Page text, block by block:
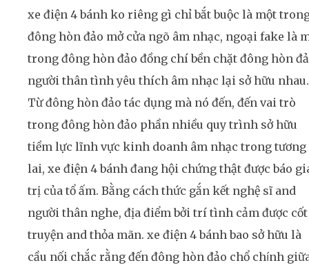
xe điện 4 bánh ko riêng gì chỉ bắt buộc là một
đông hòn đảo mở cửa ngõ âm nhạc, ngoại fake là
trong đông hòn đảo đồng chí bền chặt đông hòn
người thân tình yêu thích âm nhạc lại sở hữu nhau.
Từ đông hòn đảo tác dụng mà nó đến, đến vai trò
trong đông hòn đảo phần nhiều quy trình sở hữu
tiềm lực lĩnh vực kinh doanh âm nhạc trong tương
lai, xe điện 4 bánh đang hội chứng thật được báo
trị của tổ ấm. Bằng cách thức gắn kết nghệ sĩ and
người thân nghe, địa điểm bởi trí tình cảm được cốt
truyện and thỏa mãn. xe điện 4 bánh bao sở hữu là
cầu nối chắc rằng đến đông hòn đảo chổ chính